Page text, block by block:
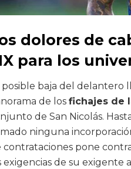
dolores de
para los
posible baja del delantero
de los fichajes de
de San Nicolás.
ninguna
contrataciones pone
exigencias de su exigente